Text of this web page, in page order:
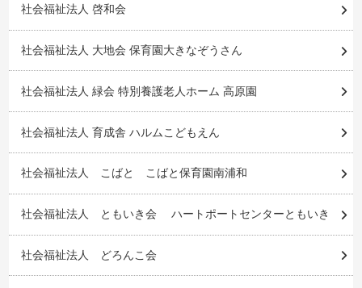
社会福祉法人 啓和会
社会福祉法人 大地会 保育園大きなぞうさん
社会福祉法人 緑会 特別養護老人ホーム 高原園
社会福祉法人 育成舎 ハルムこどもえん
社会福祉法人 こばと こばと保育園南浦和
社会福祉法人 ともいき会 ハートポートセンターともいき
社会福祉法人 どろんこ会